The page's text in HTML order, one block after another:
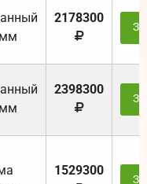
2178300
2398300
1529300